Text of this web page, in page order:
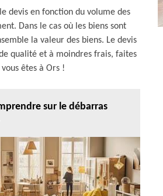
devis en fonction du volume des
Dans le cas où les biens sont
la valeur des biens. Le devis
qualité et à moindres frais, faites
êtes à Ors !
sur le débarras